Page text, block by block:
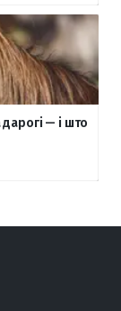
— і што